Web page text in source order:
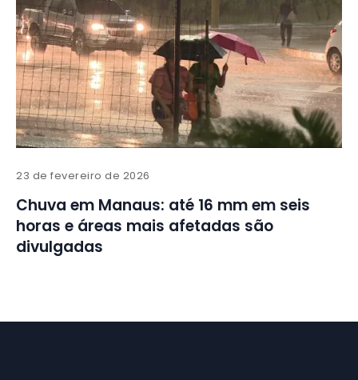
23 de fevereiro de 2026
Chuva em Manaus: até 16 mm em seis
horas e áreas mais afetadas são
divulgadas